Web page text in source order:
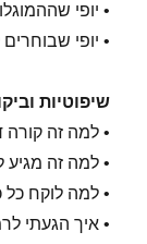
• יופי
• יופי
שיפוטיות
• למה זה קורה
• למה זה מגיע
• למה לוקח כל
• איך הגעתי